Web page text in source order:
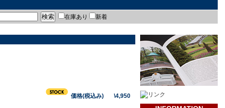
在庫あり 新着
価格(税込み) \4,950